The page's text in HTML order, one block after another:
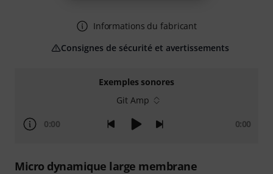
Exemples sonores
Git Amp
0:00 0:00
Micro dynamique large membrane
Informations du fabricant
Consignes de sécurité et avertissements